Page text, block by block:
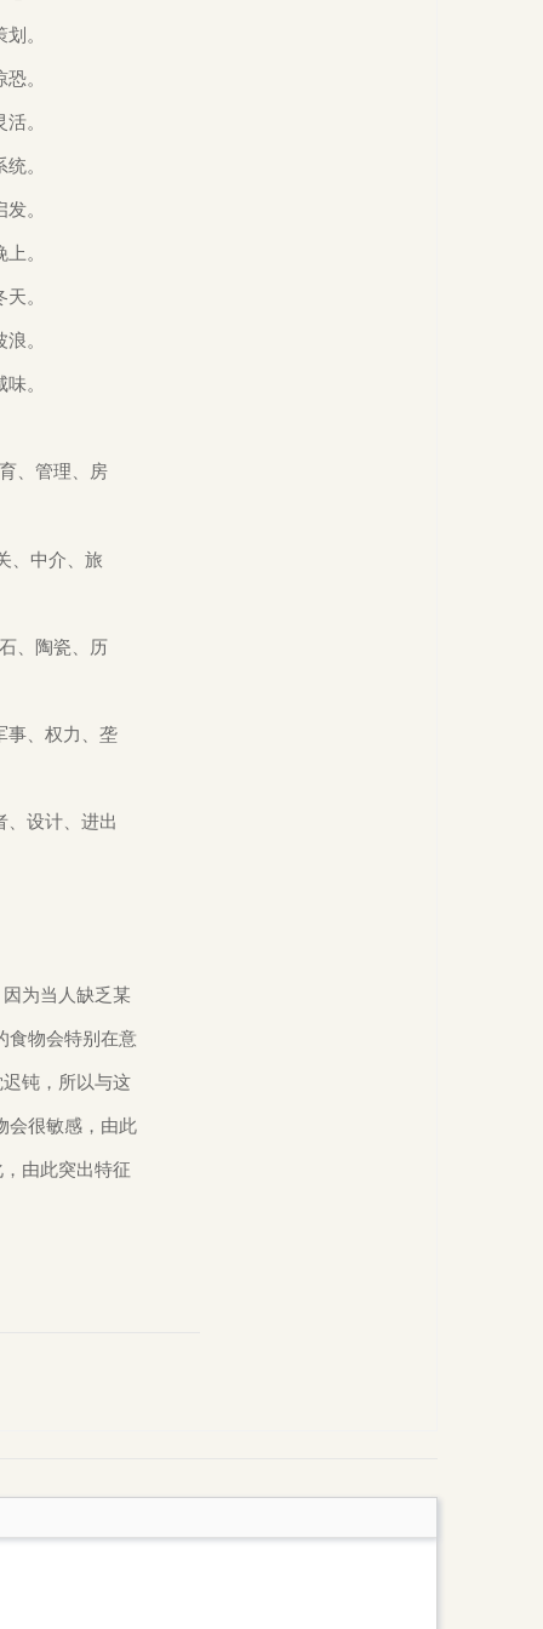
。
。
、管理、房
、中介、旅
、设计、进出
为当人缺乏某
食物会特别在意
钝，所以与这
会很敏感，由此
由此突出特征